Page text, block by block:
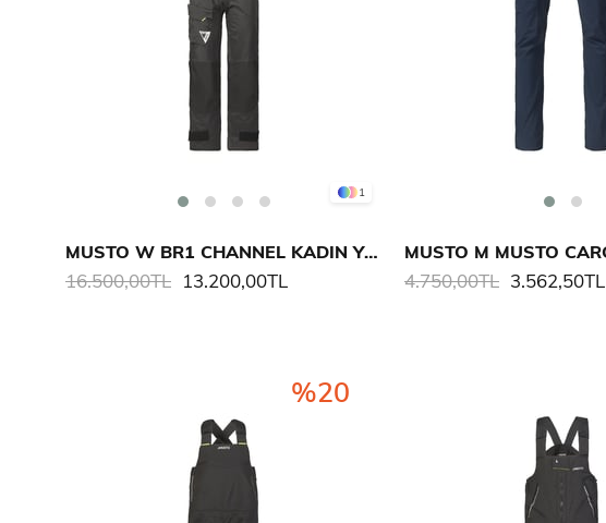
1
MUSTO W BR1 CHANNEL KADIN YELKEN SALOPET
13.200,00TL
16.500,00TL 3.562,50TL
4.750,00TL
%20